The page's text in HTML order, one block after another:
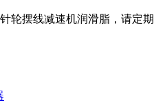
轮摆线减速机润滑脂，请定期